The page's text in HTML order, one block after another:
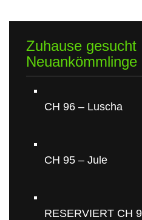
Zuhause gesucht
Neuankömmlinge
CH 96 – Luscha
CH 95 – Jule
RESERVIERT CH